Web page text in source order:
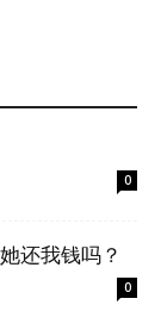
0
还我钱吗？
0